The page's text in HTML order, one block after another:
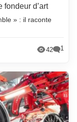
fondeur d’art
» : il raconte
42 1